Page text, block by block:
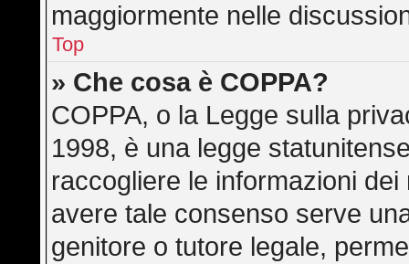
maggiormente nelle
Top
» Che cosa è COPPA?
COPPA, o la Legge sulla
1998, è una legge
raccogliere le informazioni
avere tale consenso serve
genitore o tutore legale,